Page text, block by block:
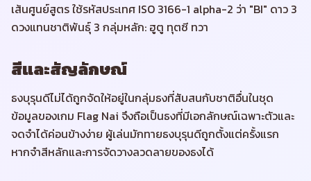
เส้นศูนย์สูตร ใช้รหัสประเทศ ISO 3166-1 alpha-2 ว่า "BI" ดาว 3
ดวงแทนชาติพันธุ์ 3 กลุ่มหลัก: ฮูตู ทุตซี ทวา
สีและสัญลักษณ์
ธงบุรุนดีไม่ได้ถูกจัดให้อยู่ในกลุ่มธงที่สับสนกับชาติอื่นในชุด
ข้อมูลของเกม Flag Nai จึงถือเป็นธงที่มีเอกลักษณ์เฉพาะตัวและ
จดจำได้ค่อนข้างง่าย ผู้เล่นมักทายธงบุรุนดีถูกตั้งแต่ครั้งแรก
หากจำสีหลักและการจัดวางลวดลายของธงได้